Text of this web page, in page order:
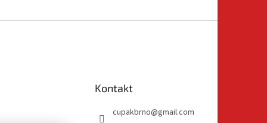
Kontakt
cupakbrno@gmail.com